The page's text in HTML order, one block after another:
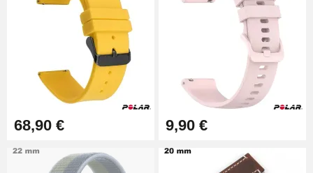
Kit pour Raccourcir Bracelet
Montre
7,90 €
Kit Réparation Montre Débutant
Pied à Coulisse Numérique
68,90 € 9,90 €